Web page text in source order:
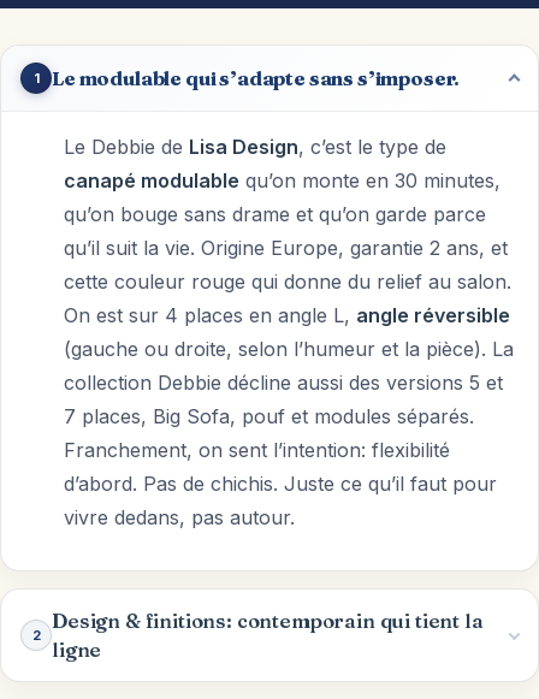
1 Le modulable qui s’adapte sans s’imposer.
Le Debbie de Lisa Design, c’est le type de
canapé modulable qu’on monte en 30 minutes,
qu’on bouge sans drame et qu’on garde parce
qu’il suit la vie. Origine Europe, garantie 2 ans, et
cette couleur rouge qui donne du relief au salon.
On est sur 4 places en angle L, angle réversible
(gauche ou droite, selon l’humeur et la pièce). La
collection Debbie décline aussi des versions 5 et
7 places, Big Sofa, pouf et modules séparés.
Franchement, on sent l’intention: flexibilité
d’abord. Pas de chichis. Juste ce qu’il faut pour
vivre dedans, pas autour.
2
Design & finitions: contemporain qui tient la
ligne